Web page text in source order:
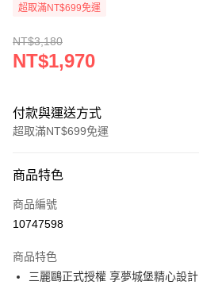
超取滿NT$699免運
NT$3,180
NT$1,970
付款與運送方式
超取滿NT$699免運
信用卡一次付款
超商取貨付款
Apple Pay
商品特色
商品編號
10747598
商品特色
三麗鷗正式授權 享夢城堡精心設計